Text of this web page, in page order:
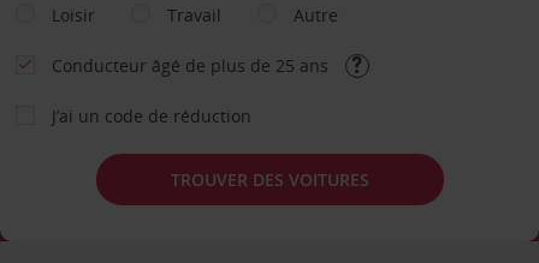
Loisir
Travail Autre
Conducteur âgé de plus de 25 ans
J’ai un code de réduction
TROUVER DES VOITURES